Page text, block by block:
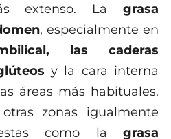
extenso. La grasa
, especialmente en
las caderas
y la cara interna
áreas más habituales.
zonas igualmente
como la grasa